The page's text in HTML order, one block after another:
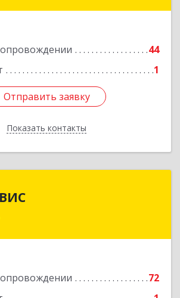
44
1
Отправить заявку
Показать контакты
Отправить заявку
Назад
72
обл, Малоярославецкий р-н,